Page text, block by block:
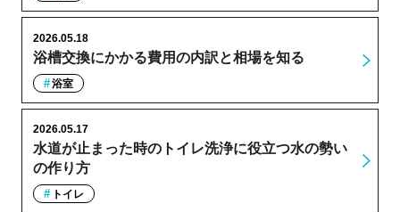
浴槽交換にかかる費用の内訳と相場を知る
2026.05.18
浴室
水道が止まった時のトイレ洗浄に役立つ水の勢い
の作り方
2026.05.17
トイレ